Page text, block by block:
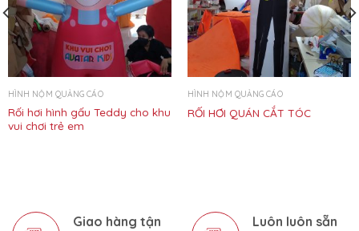
HÌNH NỘM QUẢNG CÁO
Rối hơi hình gấu Teddy cho khu
vui chơi trẻ em
HÌNH NỘM QUẢNG CÁO
RỐI HƠI QUÁN CẮT TÓC
Giao hàng tận
Luôn luôn sẵn